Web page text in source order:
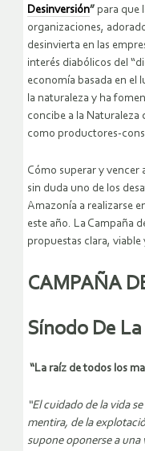
Desinversión” para que
organizaciones,
desinvierta en las
interés diabólicos del
economía basada en el
la naturaleza y ha
concibe a la Naturaleza
como productores-
Cómo superar y vencer
sin duda uno de los
Amazonía a realizarse
este año. La Campaña
propuestas clara, viable
CAMPAÑA
Sínodo De
“La raíz de todos los
“El cuidado de la vida
mentira, de la
supone oponerse a una